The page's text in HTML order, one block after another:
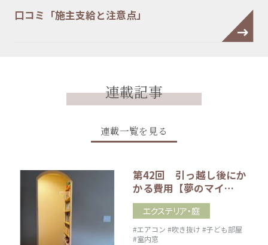
口コミ「施主支給と注意点」
連載記事
連載一覧を見る
第42回 引っ越し後にか
かる費用【夢のマイ…
エクステリア・庭
#エアコン #吹き抜け #子ども部屋
#室内窓